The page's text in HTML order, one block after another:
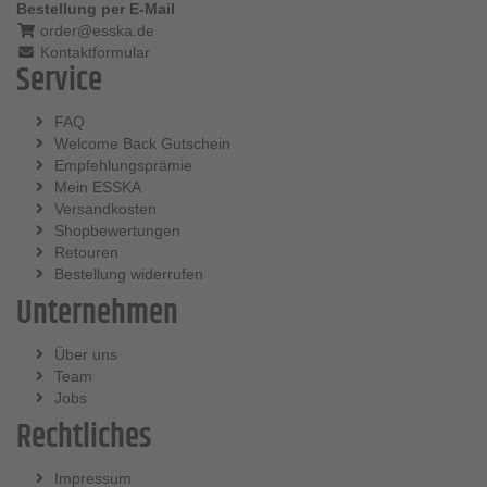
Bestellung per E-Mail
order@esska.de
Kontaktformular
Service
FAQ
Welcome Back Gutschein
Empfehlungsprämie
Mein ESSKA
Versandkosten
Shopbewertungen
Retouren
Bestellung widerrufen
Unternehmen
Über uns
Team
Jobs
Rechtliches
Impressum